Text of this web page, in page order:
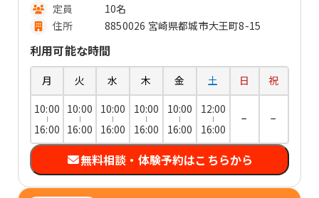
定員
10名
住所
8850026 宮崎県都城市大王町8-15
利用可能な時間
月 火 水 木 金 土 日
祝
10:00
16:00
10:00
16:00
10:00
16:00
10:00
16:00
10:00
16:00
12:00
16:00
− −
無料相談・体験予約はこちらから